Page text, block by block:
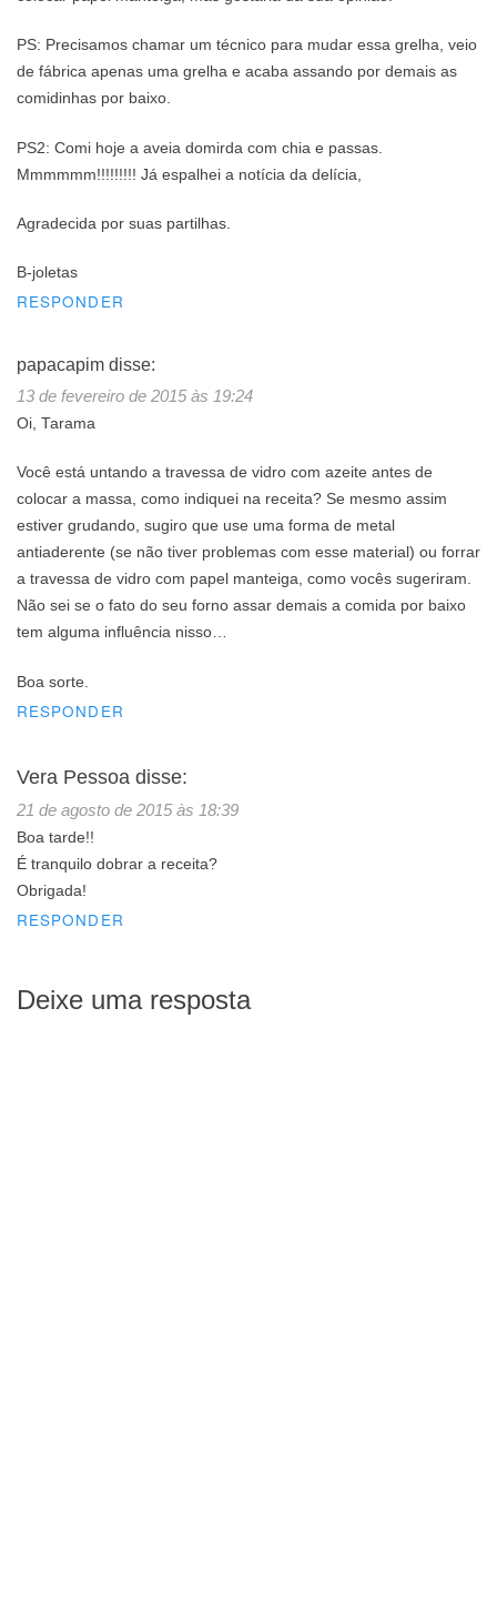
PS: Precisamos chamar um técnico para mudar essa grelha, veio
de fábrica apenas uma grelha e acaba assando por demais as
comidinhas por baixo.
PS2: Comi hoje a aveia domirda com chia e passas.
Mmmmmm!!!!!!!!! Já espalhei a notícia da delícia,
Agradecida por suas partilhas.
B-joletas
RESPONDER
papacapim disse:
13 de fevereiro de 2015 às 19:24
Oi, Tarama
Você está untando a travessa de vidro com azeite antes de
colocar a massa, como indiquei na receita? Se mesmo assim
estiver grudando, sugiro que use uma forma de metal
antiaderente (se não tiver problemas com esse material) ou forrar
a travessa de vidro com papel manteiga, como vocês sugeriram.
Não sei se o fato do seu forno assar demais a comida por baixo
tem alguma influência nisso…
Boa sorte.
RESPONDER
Vera Pessoa disse:
21 de agosto de 2015 às 18:39
Boa tarde!!
É tranquilo dobrar a receita?
Obrigada!
RESPONDER
Deixe uma resposta